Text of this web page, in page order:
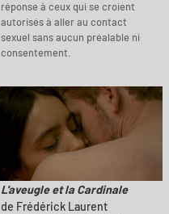
réponse à ceux qui se croient
autorisés à aller au contact
sexuel sans aucun préalable ni
consentement.
L'aveugle et la Cardinale
de Frédérick Laurent